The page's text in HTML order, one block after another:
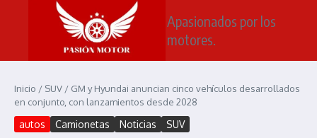
Saltar al contenido
Apasionados por los
motores.
Inicio / SUV / GM y Hyundai anuncian cinco vehículos desarrollados
en conjunto, con lanzamientos desde 2028
autos Camionetas Noticias SUV